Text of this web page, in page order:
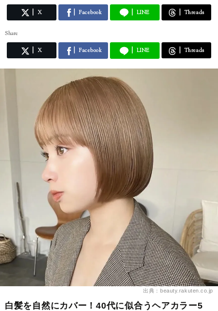
X Facebook LINE Threads
Share
X Facebook LINE Threads
出典：beauty.rakuten.co.jp
白髪を自然にカバー！40代に似合うヘアカラー5